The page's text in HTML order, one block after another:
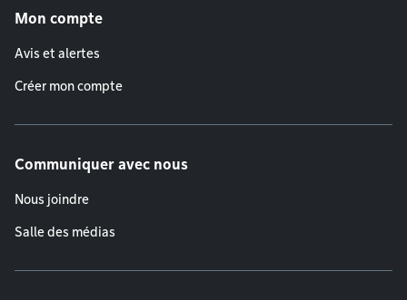
Mon compte
Avis et alertes
Créer mon compte
Communiquer avec nous
Nous joindre
Salle des médias